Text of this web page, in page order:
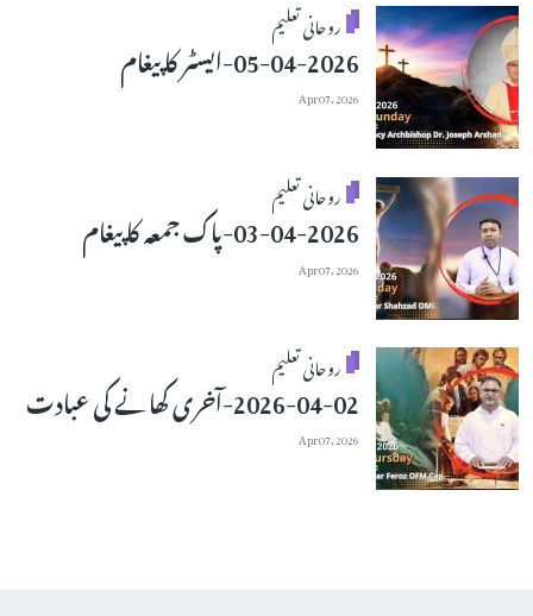
روحانی تعلیم
05-04-2026-ایسٹر کا پیغام
Apr 07, 2026
روحانی تعلیم
03-04-2026-پاک جمعہ کا پیغام
Apr 07, 2026
روحانی تعلیم
2026-04-02-آخری کھانے کی عبادت
Apr 07, 2026